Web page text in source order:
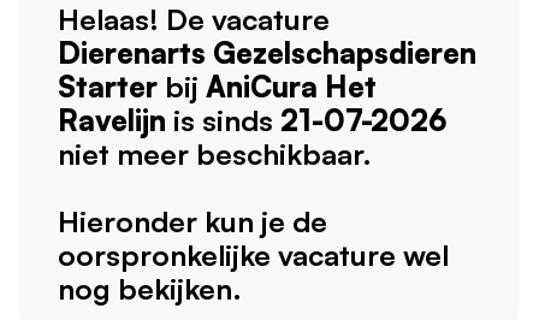
Helaas! De vacature
Dierenarts Gezelschapsdieren
Starter bij AniCura Het
Ravelijn is sinds 21-07-2026
niet meer beschikbaar.
Hieronder kun je de
oorspronkelijke vacature wel
nog bekijken.